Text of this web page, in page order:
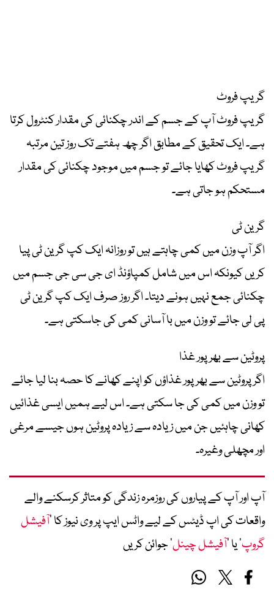
گریپ فروٹ
گریپ فروٹ آپ کے جسم کے اندر چکنائی کی مقدار کنٹرول کرتا
ہے۔ ایک تحقیق کے مطابق اگر چھ ہفتے تک روز تین مرتبہ
گریپ فروٹ کھایا جائے تو جسم میں موجود چکنائی کی مقدار
مستحکم ہو جاتی ہے۔
گرین ٹی
اگر آپ وزن میں کمی چاہتے ہیں تو روزانہ ایک کپ گرین ٹی پیا
کریں کیونکہ اس میں شامل کمپاؤنڈ ای جی سی جی جسم میں
چکنائی جمع نہیں ہونے دیتا۔ اگر روز صرف ایک کپ گرین ٹی
پی لی جائے تو وزن میں با آسانی کمی کی جاسکتی ہے۔
پروٹین سے بھر پور غذا
اگر پروٹین سے بھرپور غذاؤں کو اپنے کھانے کا حصہ بنا لیا جائے
تو وزن میں کمی کی جا سکتی ہے۔ اس لیے ہمیں ایسی غذائیں
کھانی چاہئیں جن میں زیادہ سے زیادہ پروٹین ہوں جیسے مرغی
اور مچھلی وغیرہ۔
آپ اور آپ کے پیاروں کی روزمرہ زندگی کو متاثر کرسکنے والے
واقعات کی اپ ڈیٹس کے لیے واٹس ایپ پر وی نیوز کا ’آفیشل
گروپ‘ یا ’آفیشل چینل‘ جوائن کریں